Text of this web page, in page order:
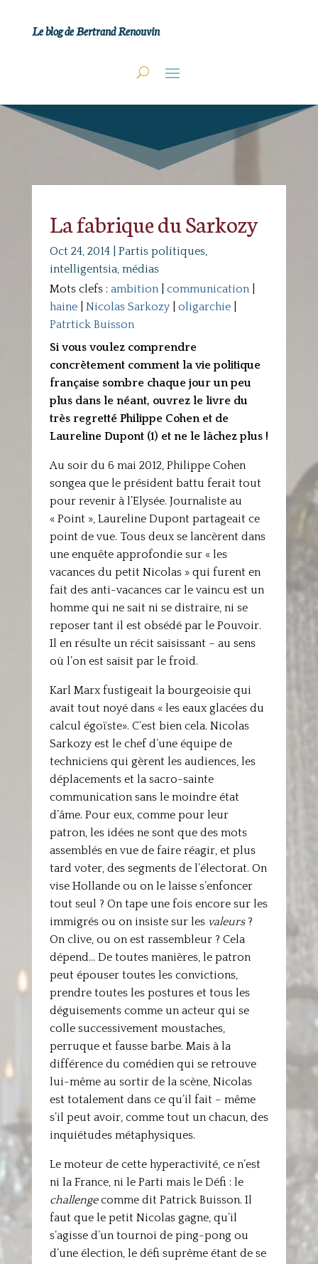
Le blog de Bertrand Renouvin
La fabrique du Sarkozy
Oct 24, 2014| Partis politiques,
intelligentsia, médias
Mots clefs : ambition| communication|
haine| Nicolas Sarkozy| oligarchie|
Patrtick Buisson
Si vous voulez comprendre
concrètement comment la vie politique
française sombre chaque jour un peu
plus dans le néant, ouvrez le livre du
très regretté Philippe Cohen et de
Laureline Dupont (1) et ne le lâchez plus !
Au soir du 6 mai 2012, Philippe Cohen
songea que le président battu ferait tout
pour revenir à l’Elysée. Journaliste au
« Point », Laureline Dupont partageait ce
point de vue. Tous deux se lancèrent dans
une enquête approfondie sur « les
vacances du petit Nicolas » qui furent en
fait des anti-vacances car le vaincu est un
homme qui ne sait ni se distraire, ni se
reposer tant il est obsédé par le Pouvoir.
Il en résulte un récit saisissant – au sens
où l’on est saisit par le froid.
Karl Marx fustigeait la bourgeoisie qui
avait tout noyé dans « les eaux glacées du
calcul égoïste». C’est bien cela. Nicolas
Sarkozy est le chef d’une équipe de
techniciens qui gèrent les audiences, les
déplacements et la sacro-sainte
communication sans le moindre état
d’âme. Pour eux, comme pour leur
patron, les idées ne sont que des mots
assemblés en vue de faire réagir, et plus
tard voter, des segments de l’électorat. On
vise Hollande ou on le laisse s’enfoncer
tout seul ? On tape une fois encore sur les
immigrés ou on insiste sur les valeurs?
On clive, ou on est rassembleur ? Cela
dépend… De toutes manières, le patron
peut épouser toutes les convictions,
prendre toutes les postures et tous les
déguisements comme un acteur qui se
colle successivement moustaches,
perruque et fausse barbe. Mais à la
différence du comédien qui se retrouve
lui-même au sortir de la scène, Nicolas
est totalement dans ce qu’il fait – même
s’il peut avoir, comme tout un chacun, des
inquiétudes métaphysiques.
Le moteur de cette hyperactivité, ce n’est
ni la France, ni le Parti mais le Défi : le
challengecomme dit Patrick Buisson. Il
faut que le petit Nicolas gagne, qu’il
s’agisse d’un tournoi de ping-pong ou
d’une élection, le défi suprême étant de se